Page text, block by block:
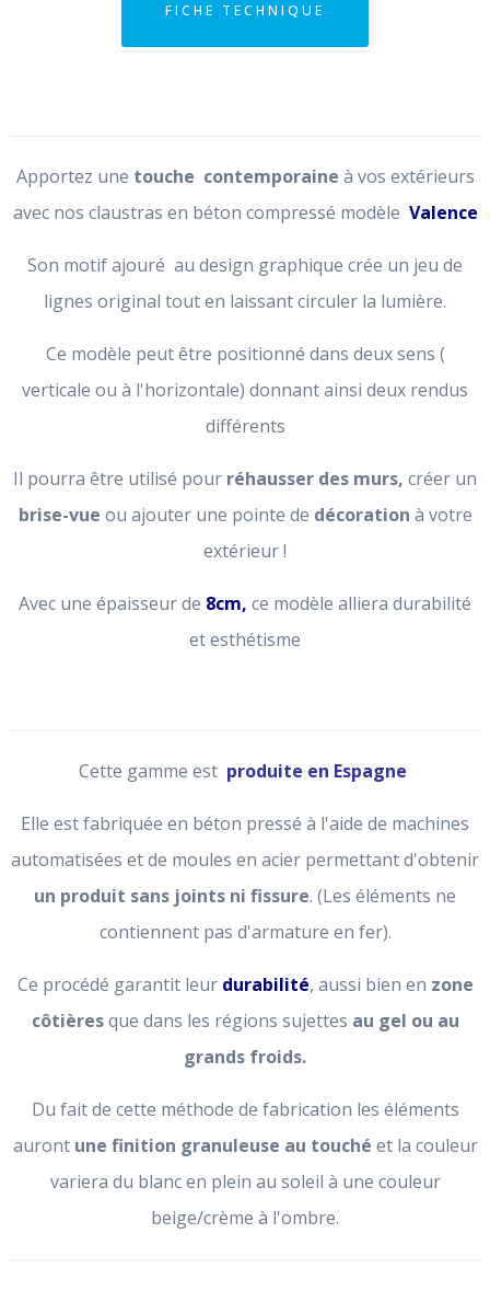
FICHE TECHNIQUE
Apportez une touche contemporaine à vos extérieurs
avec nos claustras en béton compressé modèle Valence
Son motif ajouré au design graphique crée un jeu de
lignes original tout en laissant circuler la lumière.
Ce modèle peut être positionné dans deux sens (
verticale ou à l'horizontale) donnant ainsi deux rendus
différents
Il pourra être utilisé pour réhausser des murs, créer un
brise-vue ou ajouter une pointe de décoration à votre
extérieur !
Avec une épaisseur de 8cm, ce modèle alliera durabilité
et esthétisme
Cette gamme est produite en Espagne
Elle est fabriquée en béton pressé à l'aide de machines
automatisées et de moules en acier permettant d'obtenir
un produit sans joints ni fissure. (Les éléments ne
contiennent pas d'armature en fer).
Ce procédé garantit leur durabilité, aussi bien en zone
côtièresque dans les régions sujettes au gel ou au
grands froids.
Du fait de cette méthode de fabrication les éléments
aurontune finition granuleuse au touché et la couleur
variera du blanc en plein au soleil à une couleur
beige/crème à l'ombre.